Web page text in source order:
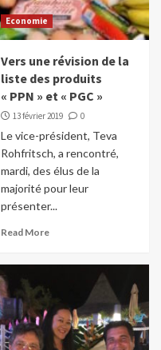
Economie
Vers une révision de la
liste des produits
« PPN » et « PGC »
13 février 2019 0
Le vice-président, Teva
Rohfritsch, a rencontré,
mardi, des élus de la
majorité pour leur
présenter...
Read More